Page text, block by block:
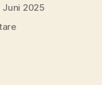
Juni 2025
zu